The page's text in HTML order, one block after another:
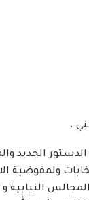
.
الجديد
ولمفوضية
النيابية و